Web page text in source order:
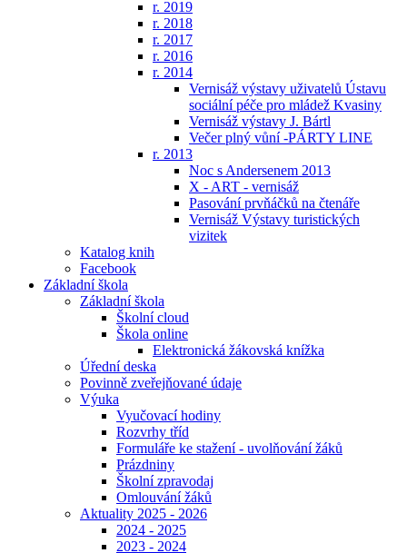
r. 2019
r. 2018
r. 2017
r. 2016
r. 2014
Vernisáž výstavy uživatelů Ústavu
sociální péče pro mládež Kvasiny
Vernisáž výstavy J. Bártl
Večer plný vůní -PÁRTY LINE
r. 2013
Noc s Andersenem 2013
X - ART - vernisáž
Pasování prvňáčků na čtenáře
Vernisáž Výstavy turistických
vizitek
Katalog knih
Facebook
Základní škola
Základní škola
Školní cloud
Škola online
Elektronická žákovská knížka
Úřední deska
Povinně zveřejňované údaje
Výuka
Vyučovací hodiny
Rozvrhy tříd
Formuláře ke stažení - uvolňování žáků
Prázdniny
Školní zpravodaj
Omlouvání žáků
Aktuality 2025 - 2026
2024 - 2025
2023 - 2024